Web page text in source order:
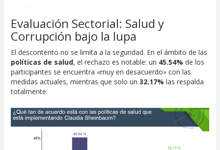
Evaluación Sectorial: Salud y
Corrupción bajo la lupa
El descontento no se limita a la seguridad. En el ámbito de las
políticas de salud, el rechazo es notable: un 45.54% de los
participantes se encuentra «muy en desacuerdo» con las
medidas actuales, mientras que solo un 32.17% las respalda
totalmente.